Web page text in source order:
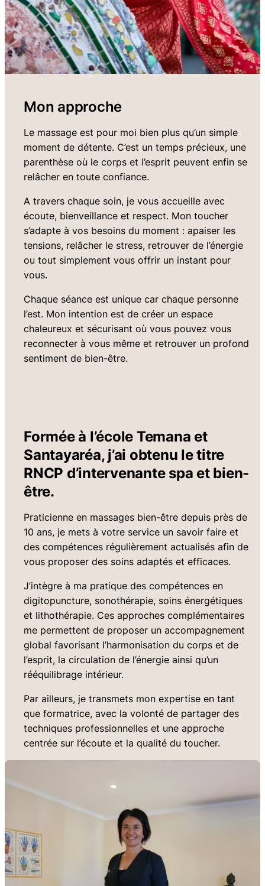
Mon approche
Le massage est pour moi bien plus qu’un simple
moment de détente. C’est un temps précieux, une
parenthèse où le corps et l’esprit peuvent enfin se
relâcher en toute confiance.
A travers chaque soin, je vous accueille avec
écoute, bienveillance et respect. Mon toucher
s’adapte à vos besoins du moment : apaiser les
tensions, relâcher le stress, retrouver de l’énergie
ou tout simplement vous offrir un instant pour
vous.
Chaque séance est unique car chaque personne
l’est. Mon intention est de créer un espace
chaleureux et sécurisant où vous pouvez vous
reconnecter à vous même et retrouver un profond
sentiment de bien-être.
Formée à l’école Temana et
Santayaréa, j’ai obtenu le titre
RNCP d’intervenante spa et bien-
être.
Praticienne en massages bien-être depuis près de
10 ans, je mets à votre service un savoir faire et
des compétences régulièrement actualisés afin de
vous proposer des soins adaptés et efficaces.
J’intègre à ma pratique des compétences en
digitopuncture, sonothérapie, soins énergétiques
et lithothérapie. Ces approches complémentaires
me permettent de proposer un accompagnement
global favorisant l’harmonisation du corps et de
l’esprit, la circulation de l’énergie ainsi qu’un
rééquilibrage intérieur.
Par ailleurs, je transmets mon expertise en tant
que formatrice, avec la volonté de partager des
techniques professionnelles et une approche
centrée sur l’écoute et la qualité du toucher.